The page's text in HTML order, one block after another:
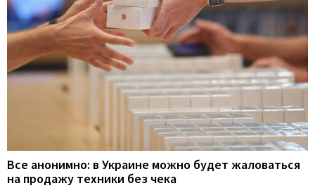
Все анонимно: в Украине можно будет жаловаться
на продажу техники без чека